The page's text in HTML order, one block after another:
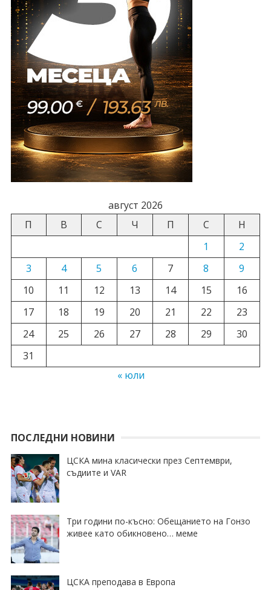
август 2026
П
В С Ч П С
Н
1
2
3
4 5 6 7 8
9
10
11 12 13 14 15
16
17
18 19 20 21 22
23
24
25 26 27 28 29
30
31
« юли
ПОСЛЕДНИ НОВИНИ
ЦСКА мина класически през Септември,
съдиите и VAR
Три години по-късно: Обещанието на Гонзо
живее като обикновено… меме
ЦСКА преподава в Европа